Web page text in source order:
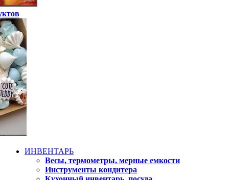
ИНВЕНТАРЬ
Весы, термометры, мерные емкости
Инструменты кондитера